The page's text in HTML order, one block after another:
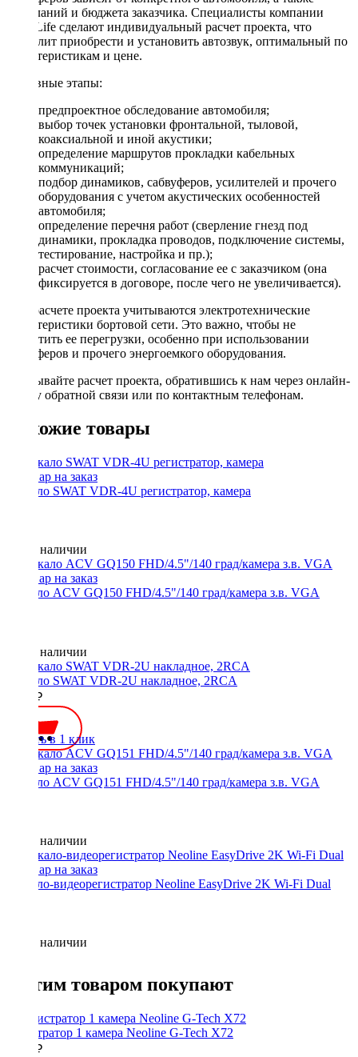
пожеланий и бюджета заказчика. Специалисты компании
DriveLife сделают индивидуальный расчет проекта, что
позволит приобрести и установить автозвук, оптимальный по
характеристикам и цене.
Основные этапы:
предпроектное обследование автомобиля;
выбор точек установки фронтальной, тыловой,
коаксиальной и иной акустики;
определение маршрутов прокладки кабельных
коммуникаций;
подбор динамиков, сабвуферов, усилителей и прочего
оборудования с учетом акустических особенностей
автомобиля;
определение перечня работ (сверление гнезд под
динамики, прокладка проводов, подключение системы,
тестирование, настройка и пр.);
расчет стоимости, согласование ее с заказчиком (она
фиксируется в договоре, после чего не увеличивается).
При расчете проекта учитываются электротехнические
характеристики бортовой сети. Это важно, чтобы не
допустить ее перегрузки, особенно при использовании
сабвуферов и прочего энергоемкого оборудования.
Заказывайте расчет проекта, обратившись к нам через онлайн-
форму обратной связи или по контактным телефонам.
Похожие товары
Зеркало SWAT VDR-4U регистратор, камера
Нет в наличии
Зеркало ACV GQ150 FHD/4.5"/140 град/камера з.в. VGA
Нет в наличии
Зеркало SWAT VDR-2U накладное, 2RCA
3000 ₽
Купить в 1 клик
Зеркало ACV GQ151 FHD/4.5"/140 град/камера з.в. VGA
Нет в наличии
Зеркало-видеорегистратор Neoline EasyDrive 2K Wi-Fi Dual
Нет в наличии
С этим товаром покупают
регистратор 1 камера Neoline G-Tech X72
8000 ₽